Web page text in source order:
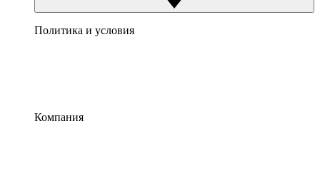
Политика и условия
Компания